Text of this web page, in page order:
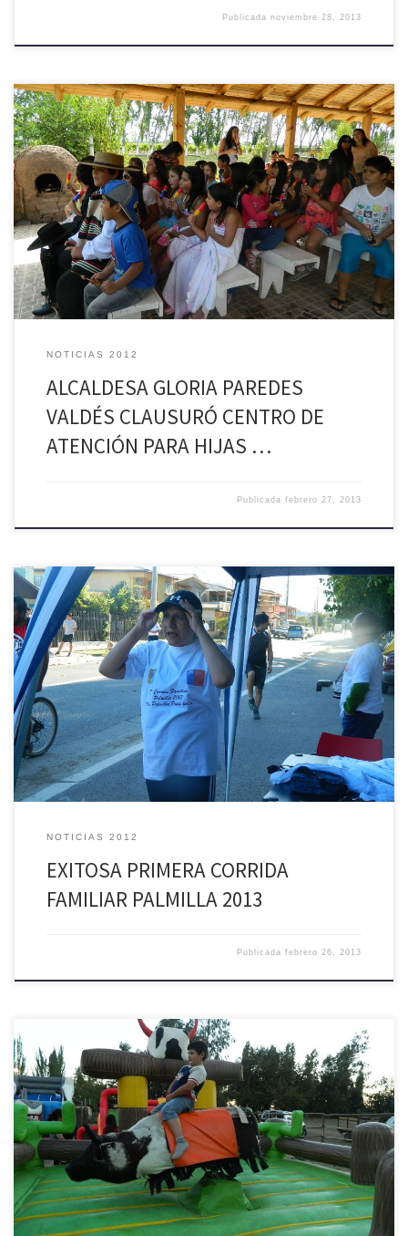
Publicadanoviembre 28, 2013
El pasado viernes 22 de febrero y con un hermoso día recreativo
desarrollado en la piscina de Las Garzas, se clausuraron las
actividades del programa Centro de Atención para Hijas e Hijos de
Madres Temporeras en la comuna de Palmilla correspondiente al año
2013, la que contempló diversas actividades artísticas […]
NOTICIAS 2012
ALCALDESA GLORIA PAREDES
VALDÉS CLAUSURÓ CENTRO DE
ATENCIÓN PARA HIJAS …
Publicadafebrero 27, 2013
Con la participación de la alcaldesa de Palmilla, Gloria Paredes Valdés
y con una asistencia que sobrepasó un centenar de asistentes, se
realizó la Primera Corrida Familiar organizada por la I. Municipalidad
de Palmilla, la que contempló un recorrido por las principales calles
de Palmilla en compañía de una cálida […]
NOTICIAS 2012
EXITOSA PRIMERA CORRIDA
FAMILIAR PALMILLA 2013
Publicadafebrero 26, 2013
Inserto en el Programa de Verano Palmilla 2013, el pasado jueves 21,
viernes 22 y sábado 23 de febrero en los sectores de San Francisco,
Talhuén y Agua Santa se realizaron los Atardeceres Familiares, con la
finalidad de recuperar los valores para la paz social en la convivencia
familiar y […]